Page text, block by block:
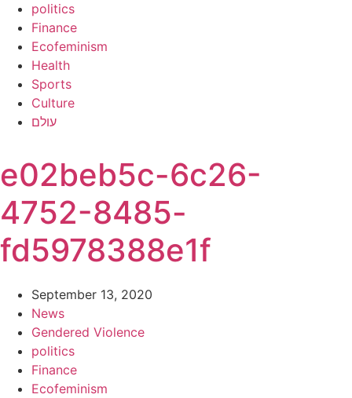
politics
Finance
Ecofeminism
Health
Sports
Culture
עולם
e02beb5c-6c26-
4752-8485-
fd5978388e1f
September 13, 2020
News
Gendered Violence
politics
Finance
Ecofeminism